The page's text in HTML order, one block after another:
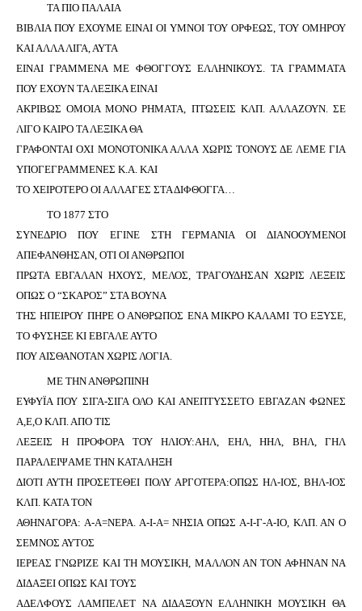
ΤΑ ΠΙΟ ΠΑΛΑΙΑ
ΒΙΒΛΙΑ ΠΟΥ ΕΧΟΥΜΕ ΕΙΝΑΙ ΟΙ ΥΜΝΟΙ ΤΟΥ ΟΡΦΕΩΣ, ΤΟΥ ΟΜΗΡΟΥ
ΚΑΙ ΑΛΛΑ ΛΙΓΑ, ΑΥΤΑ
ΕΙΝΑΙ ΓΡΑΜΜΕΝΑ ΜΕ ΦΘΟΓΓΟΥΣ ΕΛΛΗΝΙΚΟΥΣ. ΤΑ ΓΡΑΜΜΑΤΑ
ΠΟΥ ΕΧΟΥΝ ΤΑ ΛΕΞΙΚΑ ΕΙΝΑΙ
ΑΚΡΙΒΩΣ ΟΜΟΙΑ ΜΟΝΟ ΡΗΜΑΤΑ, ΠΤΩΣΕΙΣ ΚΛΠ. ΑΛΛΑΖΟΥΝ. ΣΕ
ΛΙΓΟ ΚΑΙΡΟ ΤΑ ΛΕΞΙΚΑ ΘΑ
ΓΡΑΦΟΝΤΑΙ ΟΧΙ ΜΟΝΟΤΟΝΙΚΑ ΑΛΛΑ ΧΩΡΙΣ ΤΟΝΟΥΣ ΔΕ ΛΕΜΕ ΓΙΑ
ΥΠΟΓΕΓΡΑΜΜΕΝΕΣ Κ.Α. ΚΑΙ
ΤΟ ΧΕΙΡΟΤΕΡΟ ΟΙ ΑΛΛΑΓΕΣ ΣΤΑ ΔΙΦΘΟΓΓΑ…
ΤΟ 1877 ΣΤΟ
ΣΥΝΕΔΡΙΟ ΠΟΥ ΕΓΙΝΕ ΣΤΗ ΓΕΡΜΑΝΙΑ ΟΙ ΔΙΑΝΟΟΥΜΕΝΟΙ
ΑΠΕΦΑΝΘΗΣΑΝ, ΟΤΙ ΟΙ ΑΝΘΡΩΠΟΙ
ΠΡΩΤΑ ΕΒΓΑΛΑΝ ΗΧΟΥΣ, ΜΕΛΟΣ, ΤΡΑΓΟΥΔΗΣΑΝ ΧΩΡΙΣ ΛΕΞΕΙΣ
ΟΠΩΣ Ο “ΣΚΑΡΟΣ” ΣΤΑ ΒΟΥΝΑ
ΤΗΣ ΗΠΕΙΡΟΥ ΠΗΡΕ Ο ΑΝΘΡΩΠΟΣ ΕΝΑ ΜΙΚΡΟ ΚΑΛΑΜΙ ΤΟ ΕΞΥΣΕ,
ΤΟ ΦΥΣΗΞΕ ΚΙ ΕΒΓΑΛΕ ΑΥΤΟ
ΠΟΥ ΑΙΣΘΑΝΟΤΑΝ ΧΩΡΙΣ ΛΟΓΙΑ.
ΜΕ ΤΗΝ ΑΝΘΡΩΠΙΝΗ
ΕΥΦΥΪΑ ΠΟΥ ΣΙΓΑ-ΣΙΓΑ ΟΛΟ ΚΑΙ ΑΝΕΠΤΥΣΣΕΤΟ ΕΒΓΑΖΑΝ ΦΩΝΕΣ
Α,Ε,Ο ΚΛΠ. ΑΠΟ ΤΙΣ
ΛΕΞΕΙΣ Η ΠΡΟΦΟΡΑ ΤΟΥ ΗΛΙΟΥ:ΑΗΛ, ΕΗΛ, ΗΗΛ, ΒΗΛ, ΓΗΛ
ΠΑΡΑΛΕΙΨΑΜΕ ΤΗΝ ΚΑΤΑΛΗΞΗ
ΔΙΟΤΙ ΑΥΤΗ ΠΡΟΣΕΤΕΘΕΙ ΠΟΛΥ ΑΡΓΟΤΕΡΑ:ΟΠΩΣ ΗΛ-ΙΟΣ, ΒΗΛ-ΙΟΣ
ΚΛΠ. ΚΑΤΑ ΤΟΝ
ΑΘΗΝΑΓΟΡΑ: Α-Α=ΝΕΡΑ. Α-Ι-Α= ΝΗΣΙΑ ΟΠΩΣ Α-Ι-Γ-Α-ΙΟ, ΚΛΠ. ΑΝ Ο
ΣΕΜΝΟΣ ΑΥΤΟΣ
ΙΕΡΕΑΣ ΓΝΩΡΙΖΕ ΚΑΙ ΤΗ ΜΟΥΣΙΚΗ, ΜΑΛΛΟΝ ΑΝ ΤΟΝ ΑΦΗΝΑΝ ΝΑ
ΔΙΔΑΞΕΙ ΟΠΩΣ ΚΑΙ ΤΟΥΣ
ΑΔΕΛΦΟΥΣ ΛΑΜΠΕΛΕΤ ΝΑ ΔΙΔΑΞΟΥΝEΛΛΗΝΙΚΗ ΜΟΥΣΙΚΗ ΘΑ